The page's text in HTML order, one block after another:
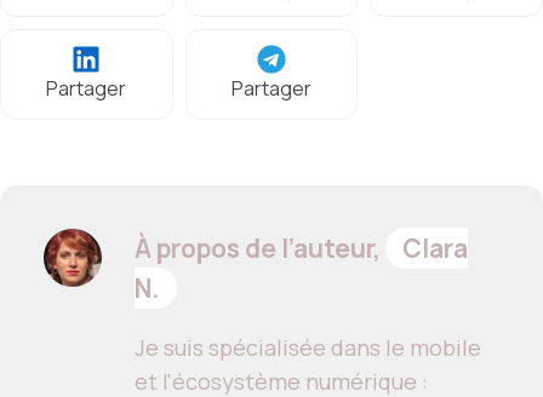
Partager Partager
À propos de l’auteur,
Clara
N.
Je suis spécialisée dans le mobile
et l'écosystème numérique :